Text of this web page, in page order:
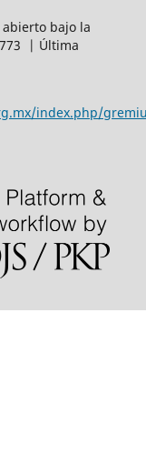
bajo la
| Última
index.php/